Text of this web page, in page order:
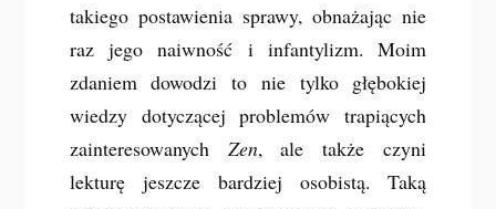
takiego postawienia sprawy, obnażając nie
raz jego naiwność i infantylizm. Moim
zdaniem dowodzi to nie tylko głębokiej
wiedzy dotyczącej problemów trapiących
zainteresowanych Zen, ale także czyni
lekturę jeszcze bardziej osobistą. Taką